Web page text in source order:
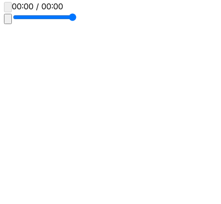
00:00 / 00:00